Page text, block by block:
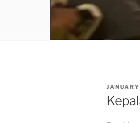
POSTED
ON